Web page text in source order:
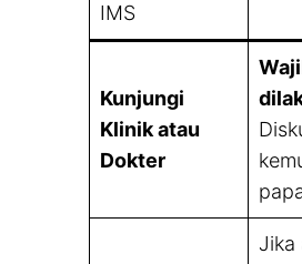
IMS
Kunjungi
Klinik atau
Dokter
Jika